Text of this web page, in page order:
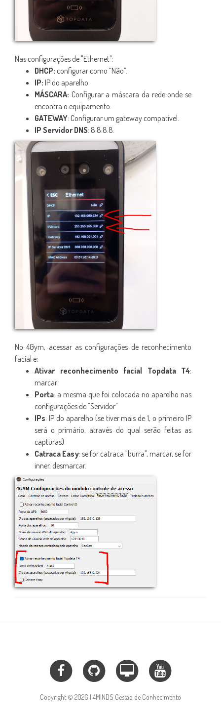
Nas configurações de "Ethernet":
DHCP: configurar como “Não”.
IP: IP do aparelho
MÁSCARA: Configurar a máscara da rede onde se
encontra o equipamento.
GATEWAY: Configurar um gateway compatível.
IP Servidor DNS: 8.8.8.8.
No 4Gym, acessar as configurações de reconhecimento
facial e:
Ativar reconhecimento facial Topdata T4:
marcar
Porta: a mesma que foi colocada no aparelho nas
configurações de "Servidor"
IPs: IP do aparelho (se tiver mais de 1, o primeiro IP
será o primário, através do qual serão feitas as
capturas)
Catraca Easy: se for catraca "burra", marcar, se for
inner, desmarcar.
Copyright © 2026 | 4MINDS Gestão de Conhecimento